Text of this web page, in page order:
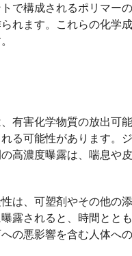
で構成されるポリマー
れます。これらの化学
有害化学物質の放出可
る可能性があります。
高濃度曝露は、喘息や
は、可塑剤やその他の
露されると、時間とと
の悪影響を含む人体へ